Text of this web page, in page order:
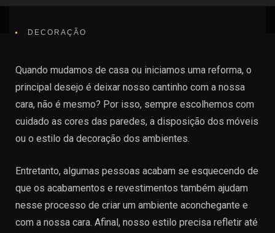
DECORAÇÃO
Quando mudamos de casa ou iniciamos uma reforma, o
principal desejo é deixar nosso cantinho com a nossa
cara, não é mesmo? Por isso, sempre escolhemos com
cuidado as cores das paredes, a disposição dos móveis
ou o estilo da decoração dos ambientes.
Entretanto, algumas pessoas acabam se esquecendo de
que os acabamentos e revestimentos também ajudam
nesse processo de criar um ambiente aconchegante e
com a nossa cara. Afinal, nosso estilo precisa refletir até